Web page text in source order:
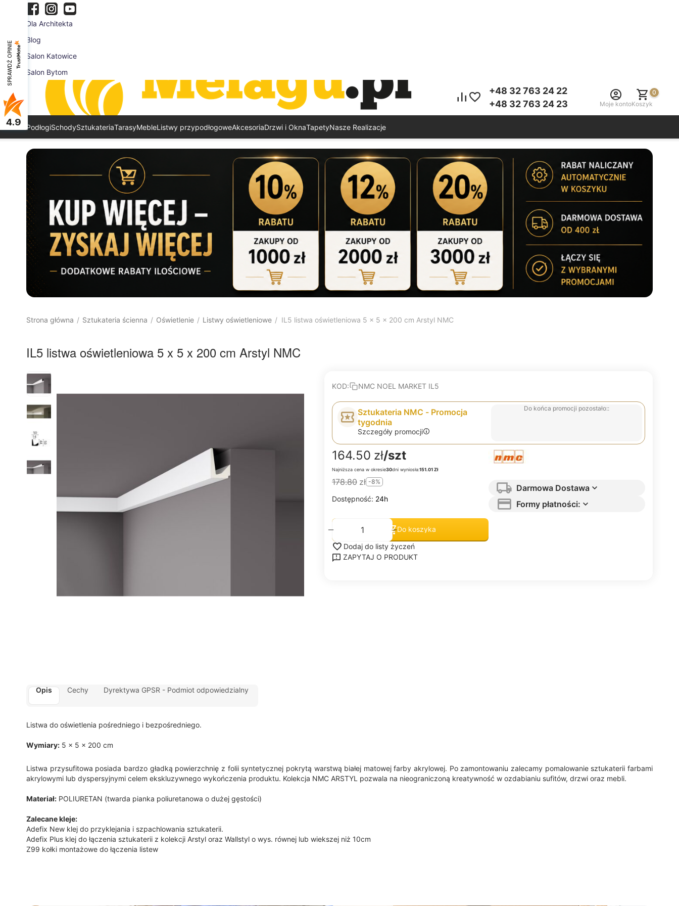
Dla Architekta
Blog
Salon Katowice
Salon Bytom
+48 32 763 24 22
+48 32 763 24 23
Moje konto
0
Koszyk
PodłogiSchodySztukateriaTarasyMebleListwy przypodłogoweAkcesoriaDrzwi i OknaTapetyNasze Realizacje
Strona główna / Sztukateria ścienna / Oświetlenie / Listwy oświetleniowe / IL5 listwa oświetleniowa 5 x 5 x 200 cm Arstyl NMC
IL5 listwa oświetleniowa 5 x 5 x 200 cm Arstyl NMC
KOD: NMC NOEL MARKET IL5
Sztukateria NMC - Promocja
tygodnia
Szczegóły promocji
Do końca promocji pozostało::
164.50 zł/szt
Najniższa cena w okresie30dni wyniosła:151.01 Zł
178.80 zł -8%
Dostępność: 24h
+
−
Do koszyka
Dodaj do listy życzeń
ZAPYTAJ O PRODUKT
Darmowa Dostawa
Formy płatności:
Opis Cechy Dyrektywa GPSR - Podmiot odpowiedzialny
Listwa do oświetlenia pośredniego i bezpośredniego.
Wymiary: 5 x 5 x 200 cm
Listwa przysufitowa posiada bardzo gładką powierzchnię z folii syntetycznej pokrytą warstwą białej matowej farby akrylowej. Po zamontowaniu zalecamy pomalowanie sztukaterii farbami
akrylowymi lub dyspersyjnymi celem ekskluzywnego wykończenia produktu. Kolekcja NMC ARSTYL pozwala na nieograniczoną kreatywność w ozdabianiu sufitów, drzwi oraz mebli.
Materiał: POLIURETAN (twarda pianka poliuretanowa o dużej gęstości)
Zalecane kleje:
Adefix New klej do przyklejania i szpachlowania sztukaterii.
Adefix Plus klej do łączenia sztukaterii z kolekcji Arstyl oraz Wallstyl o wys. równej lub wiekszej niż 10cm
Z99 kołki montażowe do łączenia listew
SPRAWDŹ OPINIE
4.9